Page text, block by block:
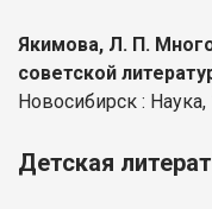
Якимова, Л. П.
советской
Новосибирск : Наука,
Детская